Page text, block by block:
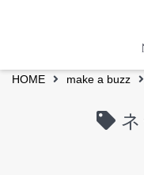
HOME make a buzz